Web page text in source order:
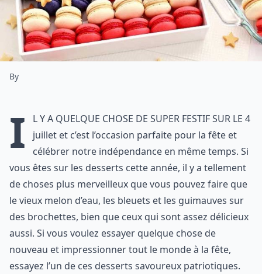
By
I
l y a quelque chose de super festif sur le 4
juillet et c’est l’occasion parfaite pour la fête et
célébrer notre indépendance en même temps. Si
vous êtes sur les desserts cette année, il y a tellement
de choses plus merveilleux que vous pouvez faire que
le vieux melon d’eau, les bleuets et les guimauves sur
des brochettes, bien que ceux qui sont assez délicieux
aussi. Si vous voulez essayer quelque chose de
nouveau et impressionner tout le monde à la fête,
essayez l’un de ces desserts savoureux patriotiques.